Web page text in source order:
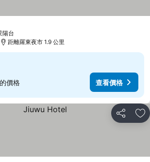
陽台
距離羅東夜市 1.9 公里
的價格 查看價格
分享 加